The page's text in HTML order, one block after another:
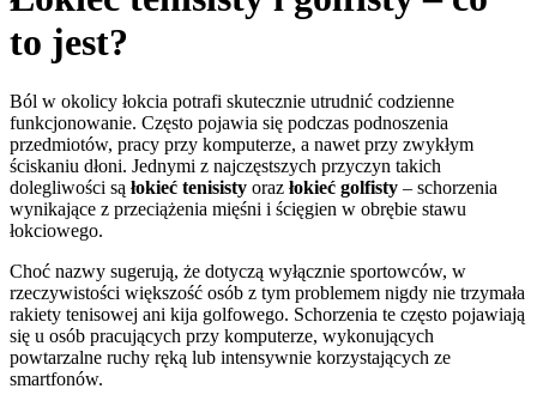
to jest?
Ból w okolicy łokcia potrafi skutecznie utrudnić codzienne
funkcjonowanie. Często pojawia się podczas podnoszenia
przedmiotów, pracy przy komputerze, a nawet przy zwykłym
ściskaniu dłoni. Jednymi z najczęstszych przyczyn takich
dolegliwości są łokieć tenisisty oraz łokieć golfisty – schorzenia
wynikające z przeciążenia mięśni i ścięgien w obrębie stawu
łokciowego.
Choć nazwy sugerują, że dotyczą wyłącznie sportowców, w
rzeczywistości większość osób z tym problemem nigdy nie trzymała
rakiety tenisowej ani kija golfowego. Schorzenia te często pojawiają
się u osób pracujących przy komputerze, wykonujących
powtarzalne ruchy ręką lub intensywnie korzystających ze
smartfonów.